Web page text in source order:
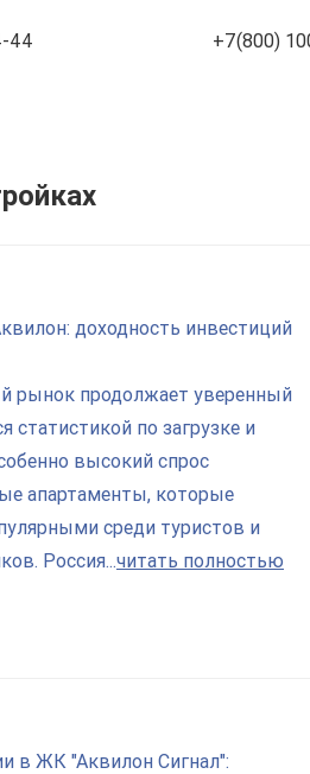
44 +7(800)
доходность инвестиций
рынок продолжает уверенный
статистикой по загрузке и
высокий спрос
апартаменты, которые
среди туристов и
Россия...читать полностью
в ЖК "Аквилон Сигнал":